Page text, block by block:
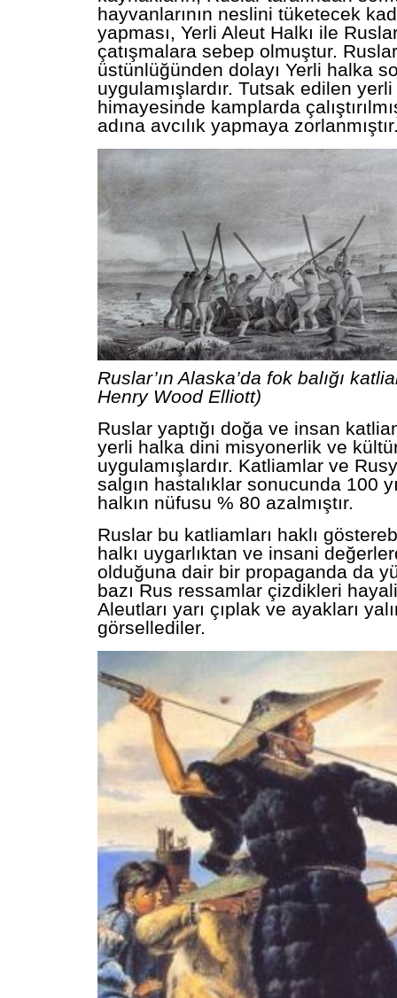
hayvanlarının neslini tüketecek
yapması, Yerli Aleut Halkı ile
çatışmalara sebep olmuştur.
üstünlüğünden dolayı Yerli halka
uygulamışlardır. Tutsak edilen
himayesinde kamplarda
adına avcılık yapmaya
Ruslar’ın Alaska’da fok balığı
Henry Wood Elliott)
Ruslar yaptığı doğa ve insan
yerli halka dini misyonerlik ve
uygulamışlardır. Katliamlar ve
salgın hastalıklar sonucunda 100
halkın nüfusu % 80 azalmıştır.
Ruslar bu katliamları haklı
halkı uygarlıktan ve insani
olduğuna dair bir propaganda da
bazı Rus ressamlar çizdikleri
Aleutları yarı çıplak ve ayakları
görsellediler.